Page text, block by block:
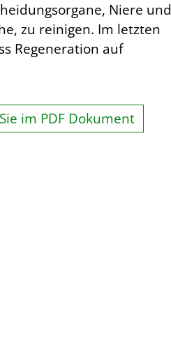
Niere und
zu reinigen. Im letzten
Regeneration auf
im PDF Dokument